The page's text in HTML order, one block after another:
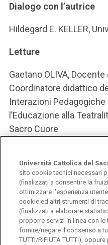
Dialogo con l’autrice
Hildegard E. KELLER,
Letture
Gaetano OLIVA,
Coordinatore didattico
Interazioni
l’Educazione alla
Sacro Cuore
In collaborazione con
“Teatro Educazione”
SCARICA LA
Università Cattolica del
sito cookie tecnici necessari
(finalizzati a consentire la
ottimizzare l'esperienza
cookie ed altri strumenti di
(finalizzati a elaborare
proporre servizi in linea con le
fornire/negare il consenso a
TUTTI/RIFIUTA TUTTI),